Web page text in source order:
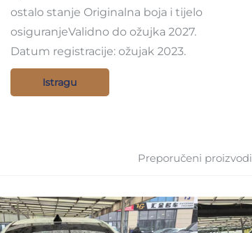
ostalo stanje Originalna boja i tijelo
osiguranjeValidno do ožujka 2027.
Datum registracije: ožujak 2023.
Istragu
Preporučeni proizvodi